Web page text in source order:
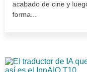
acabado de cine y
forma...